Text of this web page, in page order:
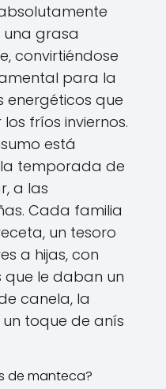
grasa
convirtiéndose
para la
energéticos que
fríos inviernos.
está
temporada de
a las
Cada familia
un tesoro
a hijas, con
que le daban un
canela, la
toque de anís